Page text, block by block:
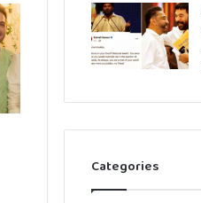
Categories